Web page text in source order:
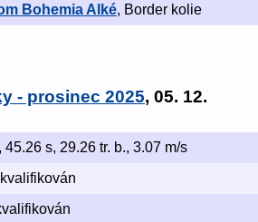
Bohemia Alké, Border kolie
- prosinec 2025, 05. 12.
45.26 s, 29.26 tr. b., 3.07 m/s